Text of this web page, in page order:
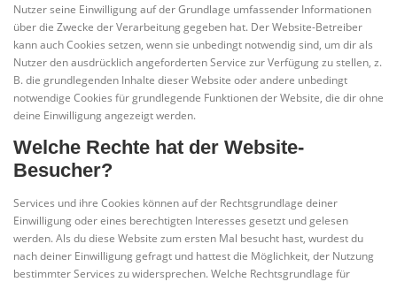
Nutzer seine Einwilligung auf der Grundlage umfassender Informationen
über die Zwecke der Verarbeitung gegeben hat. Der Website-Betreiber
kann auch Cookies setzen, wenn sie unbedingt notwendig sind, um dir als
Nutzer den ausdrücklich angeforderten Service zur Verfügung zu stellen, z.
B. die grundlegenden Inhalte dieser Website oder andere unbedingt
notwendige Cookies für grundlegende Funktionen der Website, die dir ohne
deine Einwilligung angezeigt werden.
Welche Rechte hat der Website-
Besucher?
Services und ihre Cookies können auf der Rechtsgrundlage deiner
Einwilligung oder eines berechtigten Interesses gesetzt und gelesen
werden. Als du diese Website zum ersten Mal besucht hast, wurdest du
nach deiner Einwilligung gefragt und hattest die Möglichkeit, der Nutzung
bestimmter Services zu widersprechen. Welche Rechtsgrundlage für